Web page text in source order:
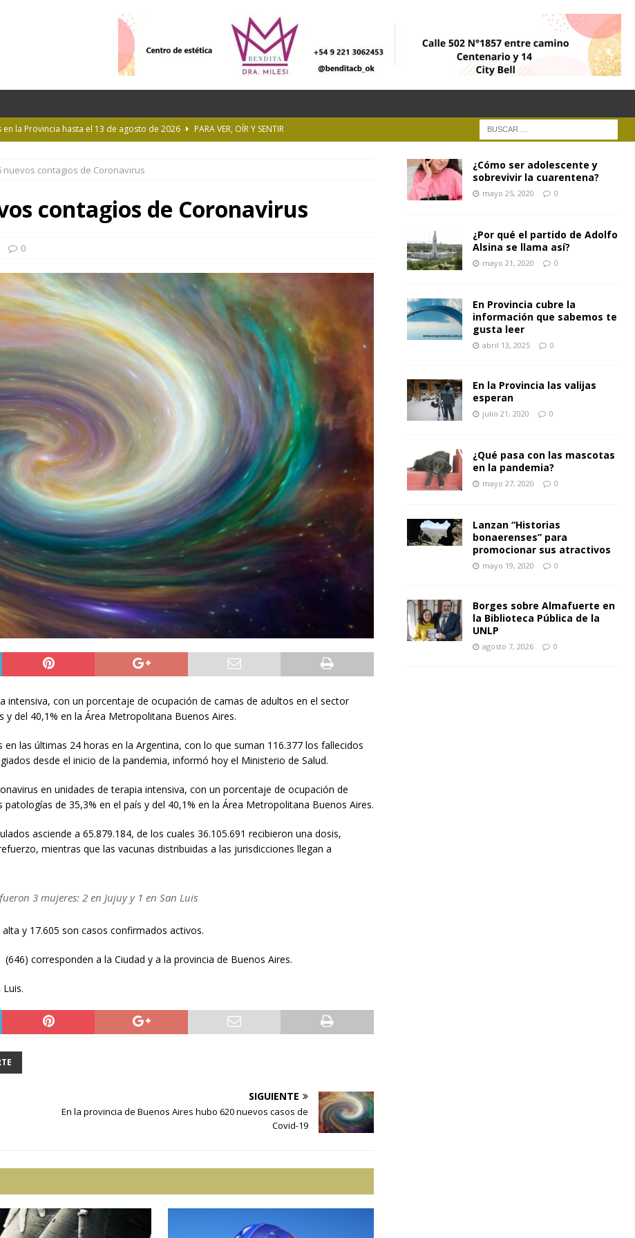
la Provincia hasta el 13 de agosto de 2026
PARA VER, OÍR Y SENTIR
por una tormenta a casi 10 mil metros de altura
Longchamps y entregó escrituras en Almirante Brown
Pública de la UNLP
nuevos contagios de Coronavirus
contagios de Coronavirus
0
intensiva, con un porcentaje de ocupación de camas de adultos en el sector
del 40,1% en la Área Metropolitana Buenos Aires.
las últimas 24 horas en la Argentina, con lo que suman 116.377 los fallecidos
desde el inicio de la pandemia, informó hoy el Ministerio de Salud.
en unidades de terapia intensiva, con un porcentaje de ocupación de
de 35,3% en el país y del 40,1% en la Área Metropolitana Buenos Aires.
asciende a 65.879.184, de los cuales 36.105.691 recibieron una dosis,
mientras que las vacunas distribuidas a las jurisdicciones llegan a
3 mujeres: 2 en Jujuy y 1 en San Luis
y 17.605 son casos confirmados activos.
corresponden a la Ciudad y a la provincia de Buenos Aires.
SIGUIENTE
En la provincia de Buenos Aires hubo 620 nuevos casos de
Covid-19
¿Cómo ser adolescente y
sobrevivir la cuarentena?
mayo 25, 2020 0
¿Por qué el partido de Adolfo
Alsina se llama así?
mayo 21, 2020 0
En Provincia cubre la
información que sabemos te
gusta leer
abril 13, 2025 0
En la Provincia las valijas
esperan
julio 21, 2020 0
¿Qué pasa con las mascotas
en la pandemia?
mayo 27, 2020 0
Lanzan “Historias
bonaerenses” para
promocionar sus atractivos
mayo 19, 2020 0
Borges sobre Almafuerte en
la Biblioteca Pública de la
UNLP
agosto 7, 2026 0